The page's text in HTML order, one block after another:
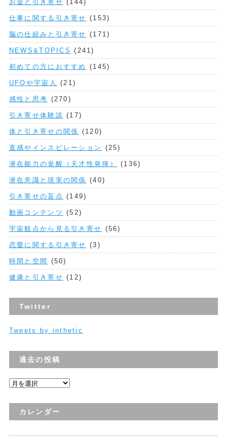
お金と引き寄せ (144)
仕事に関する引き寄せ (153)
脳の仕組みと引き寄せ (171)
NEWS&TOPICS (241)
初めての方におすすめ (145)
UFOや宇宙人 (21)
感性と思考 (270)
引き寄せ体験談 (17)
体と引き寄せの関係 (120)
直感やインスピレーション (25)
潜在能力の覚醒（天才性発揮） (136)
潜在意識と現実の関係 (40)
引き寄せの盲点 (149)
動画コンテンツ (52)
宇宙観点から見る引き寄せ (56)
恋愛に関する引き寄せ (3)
時間と空間 (50)
健康と引き寄せ (12)
Twitter
Tweets by inthetic
過去の投稿
過
の
カレンダー